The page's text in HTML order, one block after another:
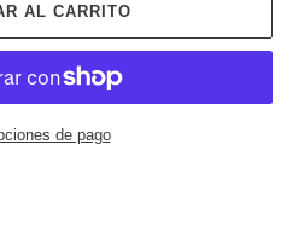
AL CARRITO
de pago